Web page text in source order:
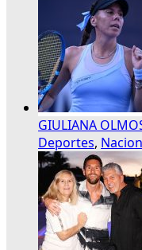
GIULIANA
Deportes,